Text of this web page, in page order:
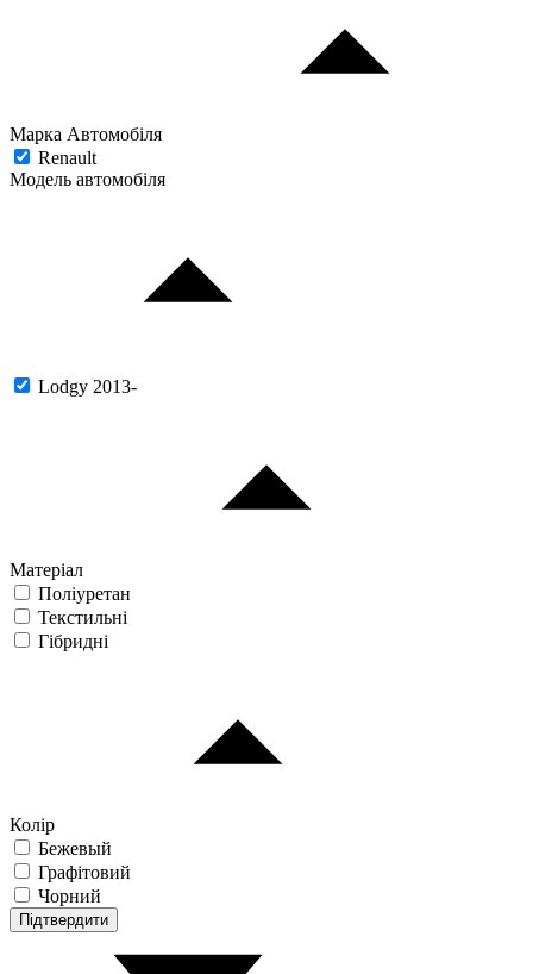
Марка Автомобіля
Renault
Модель автомобіля
Lodgy 2013-
Матеріал
Поліуретан
Текстильні
Гібридні
Колір
Бежевый
Графітовий
Чорний
Підтвердити